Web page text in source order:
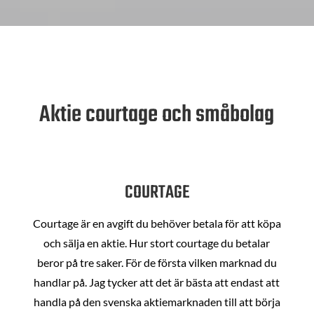
Aktie courtage och småbolag
COURTAGE
Courtage är en avgift du behöver betala för att köpa
och sälja en aktie. Hur stort courtage du betalar
beror på tre saker. För de första vilken marknad du
handlar på. Jag tycker att det är bästa att endast att
handla på den svenska aktiemarknaden till att börja